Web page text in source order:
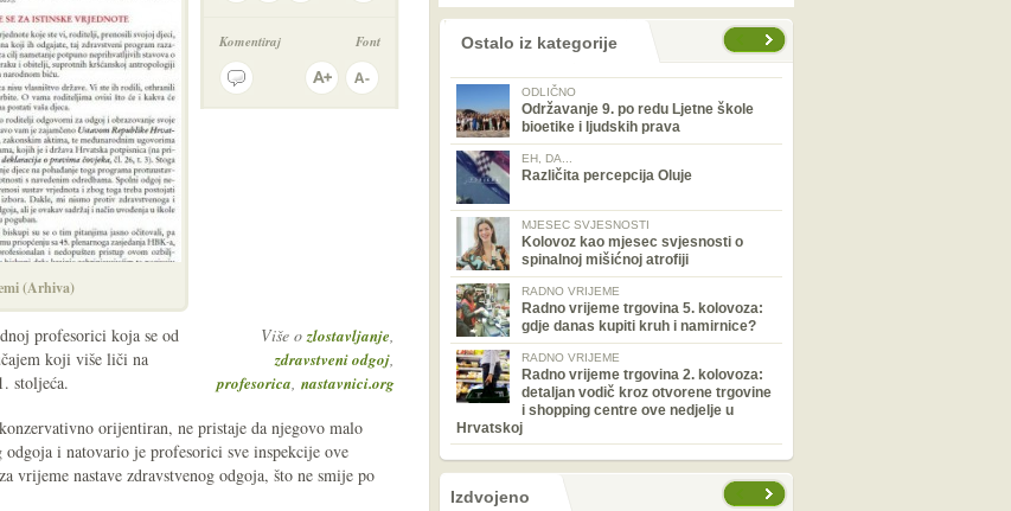
(Arhiva)
Komentiraj Font
Više ozlostavljanje,
zdravstveni odgoj,
profesorica, nastavnici.org
profesorici koja se od
koji više liči na
stoljeća.
orijentiran, ne pristaje da njegovo malo
i natovario je profesorici sve inspekcije ove
vrijeme nastave zdravstvenog odgoja, što ne smije po
prethodno Ostalo iz kategorije
ODLIČNO
Održavanje 9. po redu Ljetne škole
bioetike i ljudskih prava
EH, DA...
Različita percepcija Oluje
MJESEC SVJESNOSTI
Kolovoz kao mjesec svjesnosti o
spinalnoj mišićnoj atrofiji
RADNO VRIJEME
Radno vrijeme trgovina 5. kolovoza:
gdje danas kupiti kruh i namirnice?
RADNO VRIJEME
Radno vrijeme trgovina 2. kolovoza:
detaljan vodič kroz otvorene trgovine
i shopping centre ove nedjelje u
Hrvatskoj
nema prethodne stranice
sljedećeIzdvojeno